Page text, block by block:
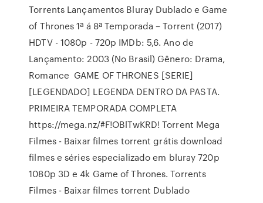
Torrents Lançamentos Bluray Dublado e Game
of Thrones 1ª á 8ª Temporada – Torrent (2017)
HDTV - 1080p - 720p IMDb: 5,6. Ano de
Lançamento: 2003 (No Brasil) Gênero: Drama,
Romance GAME OF THRONES [SERIE]
[LEGENDADO] LEGENDA DENTRO DA PASTA.
PRIMEIRA TEMPORADA COMPLETA
https://mega.nz/#F!OBlTwKRD! Torrent Mega
Filmes - Baixar filmes torrent grátis download
filmes e séries especializado em bluray 720p
1080p 3D e 4k Game of Thrones. Torrents
Filmes - Baixar filmes torrent Dublado